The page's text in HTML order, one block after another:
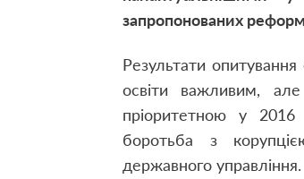
запропонованих
Результати
освіти важливим,
пріоритетною у
боротьба з
державного управління.